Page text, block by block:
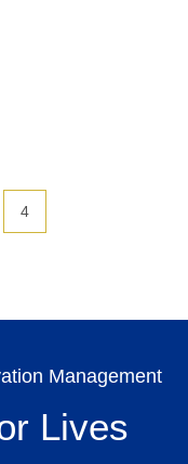
4
Management
Lives